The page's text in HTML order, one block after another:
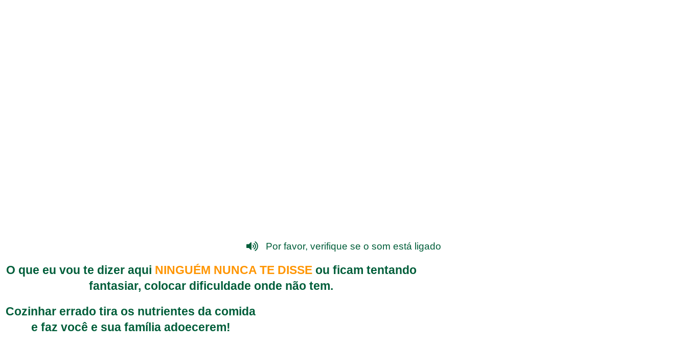
Por favor, verifique se o som está ligado
O que eu vou te dizer aqui NINGUÉM NUNCA TE DISSEou ficam tentando
fantasiar, colocar dificuldade onde não tem.
Cozinhar errado tira os nutrientes da comida
e faz você e sua família adoecerem!